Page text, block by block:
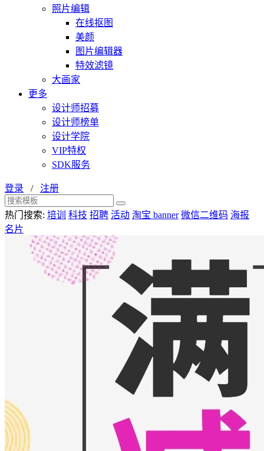
照片编辑
在线抠图
美颜
图片编辑器
特效滤镜
大画家
更多
设计师招募
设计师榜单
设计学院
VIP特权
SDK服务
登录 / 注册
热门搜索: 培训 科技 招聘 活动 淘宝 banner 微信二维码 海报
名片